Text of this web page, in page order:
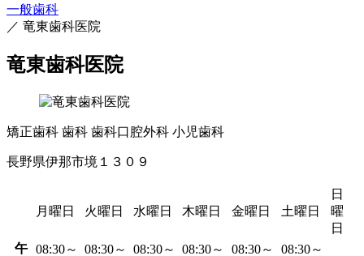
一般歯科
／ 竜東歯科医院
竜東歯科医院
矯正歯科 歯科 歯科口腔外科 小児歯科
長野県伊那市境１３０９
月曜日 火曜日 水曜日 木曜日 金曜日 土曜日
日
曜
日
午
08:30～
08:30～
08:30～
08:30～
08:30～
08:30～